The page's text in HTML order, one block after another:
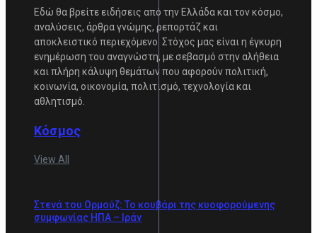
Εδώ θα βρείτε ειδήσεις από την Ελλάδα και τον κόσμο,
αναλύσεις, άρθρα γνώμης, ρεπορτάζ και
αποκλειστικό περιεχόμενο. Στόχος μας είναι η έγκυρη
ενημέρωση του αναγνώστη, με σεβασμό στην αλήθεια
και πλήρη κάλυψη θεμάτων που αφορούν πολιτική,
κοινωνία, οικονομία, πολιτισμό, τεχνολογία και
αθλητισμό.
Κόσμος
View All
Στενά του Ορμούζ: Το κουβάρι της κυοφορούμενης
συμφωνίας ΗΠΑ – Ιράν